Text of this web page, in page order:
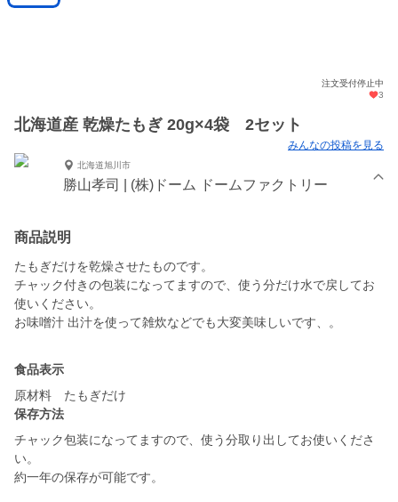
注文受付停止中
3
北海道産 乾燥たもぎ 20g×4袋 2セット
みんなの投稿を見る
北海道旭川市
勝山孝司 | (株)ドーム ドームファクトリー
商品説明
たもぎだけを乾燥させたものです。
チャック付きの包装になってますので、使う分だけ水で戻してお
使いください。
お味噌汁 出汁を使って雑炊などでも大変美味しいです、。
食品表示
原材料 たもぎだけ
保存方法
チャック包装になってますので、使う分取り出してお使いくださ
い。
約一年の保存が可能です。